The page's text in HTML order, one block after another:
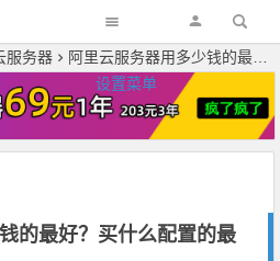
设置菜单
服务器 阿里云服务器用多少钱的最好？买什么配置的最划算
的最好？买什么配置的最